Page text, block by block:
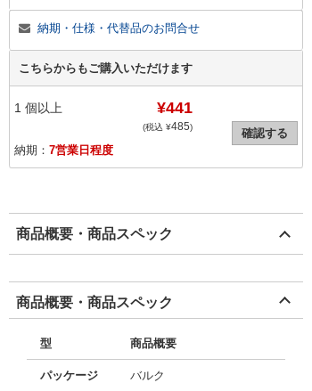
納期・仕様・代替品のお問合せ
こちらからもご購入いただけます
1 個以上 ¥441
(税込 ¥485)
納期： 7営業日程度
確認する
商品概要・商品スペック
商品概要・商品スペック
型 商品概要
パッケージ バルク